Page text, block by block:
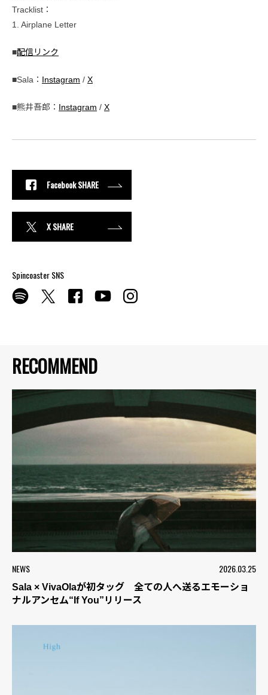
RECOMMEND
NEWS 2026.03.25
Sala × VivaOlaが初タッグ 全ての人へ送るエモーショ
ナルアンセム“If You”リリース
Tracklist：
1. Airplane Letter
■配信リンク
■Sala： Instagram / X
■熊井吾郎： Instagram / X
Facebook SHARE
X SHARE
Spincoaster SNS